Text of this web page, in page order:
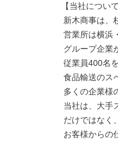
【当社について